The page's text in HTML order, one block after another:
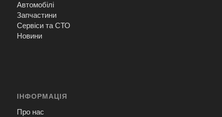
Автомобілі
Запчастини
Сервіси та СТО
Новини
ІНФОРМАЦІЯ
Про нас